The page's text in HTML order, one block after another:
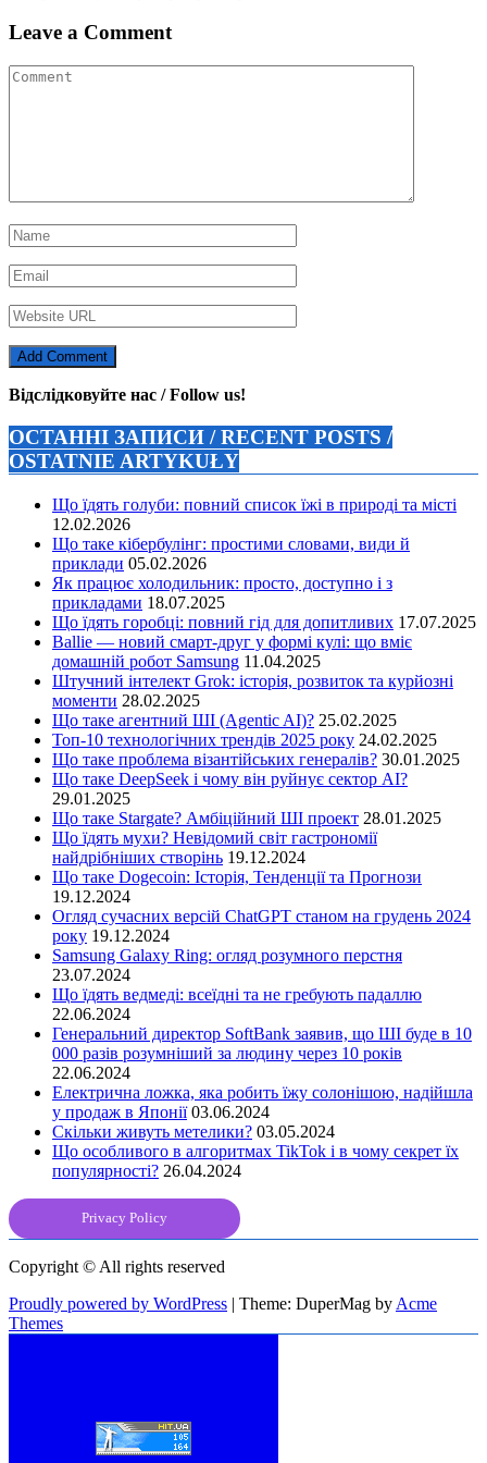
Leave a Comment
Відслідковуйте нас / Follow us!
ОСТАННІ ЗАПИСИ / RECENT POSTS /
OSTATNIE ARTYKUŁY
Що їдять голуби: повний список їжі в природі та місті
12.02.2026
Що таке кібербулінг: простими словами, види й
приклади 05.02.2026
Як працює холодильник: просто, доступно і з
прикладами 18.07.2025
Що їдять горобці: повний гід для допитливих 17.07.2025
Ballie — новий смарт-друг у формі кулі: що вміє
домашній робот Samsung 11.04.2025
Штучний інтелект Grok: історія, розвиток та курйозні
моменти 28.02.2025
Що таке агентний ШІ (Agentic AI)? 25.02.2025
Топ-10 технологічних трендів 2025 року 24.02.2025
Що таке проблема візантійських генералів? 30.01.2025
Що таке DeepSeek і чому він руйнує сектор АІ?
29.01.2025
Що таке Stargate? Амбіційний ШІ проект 28.01.2025
Що їдять мухи? Невідомий світ гастрономії
найдрібніших створінь 19.12.2024
Що таке Dogecoin: Історія, Тенденції та Прогнози
19.12.2024
Огляд сучасних версій ChatGPT станом на грудень 2024
року 19.12.2024
Samsung Galaxy Ring: огляд розумного перстня
23.07.2024
Що їдять ведмеді: всеїдні та не гребують падаллю
22.06.2024
Генеральний директор SoftBank заявив, що ШІ буде в 10
000 разів розумніший за людину через 10 років
22.06.2024
Електрична ложка, яка робить їжу солонішою, надійшла
у продаж в Японії 03.06.2024
Скільки живуть метелики? 03.05.2024
Що особливого в алгоритмах TikTok і в чому секрет їх
популярності? 26.04.2024
Privacy Policy
Copyright © All rights reserved
Proudly powered by WordPress | Theme: DuperMag by Acme
Themes